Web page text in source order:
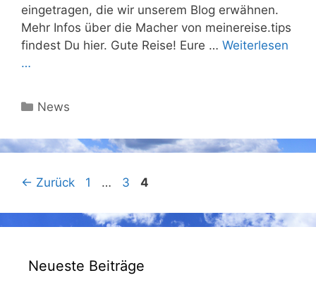
eingetragen, die wir unserem Blog erwähnen.
Mehr Infos über die Macher von meinereise.tips
findest Du hier. Gute Reise! Eure … Weiterlesen
…
Kategorien
News
← Zurück Seite
1 … Seite
3 Seite
4
Neueste Beiträge